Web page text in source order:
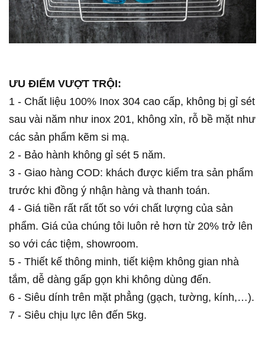
ƯU ĐIỂM VƯỢT TRỘI:
1 - Chất liệu 100% Inox 304 cao cấp, không bị gỉ sét
sau vài năm như inox 201, không xỉn, rỗ bề mặt như
các sản phẩm kẽm si mạ.
2 - Bảo hành không gỉ sét 5 năm.
3 - Giao hàng COD: khách được kiểm tra sản phẩm
trước khi đồng ý nhận hàng và thanh toán.
4 - Giá tiền rất rất tốt so với chất lượng của sản
phẩm. Giá của chúng tôi luôn rẻ hơn từ 20% trở lên
so với các tiệm, showroom.
5 - Thiết kế thông minh, tiết kiệm không gian nhà
tắm, dễ dàng gấp gọn khi không dùng đến.
6 - Siêu dính trên mặt phẳng (gạch, tường, kính,…).
7 - Siêu chịu lực lên đến 5kg.